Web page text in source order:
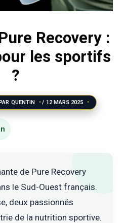
Recovery :
les sportifs
?
QUENTIN / 12 MARS 2025
de Pure Recovery
le Sud-Ouest français.
deux passionnés
de la nutrition sportive.